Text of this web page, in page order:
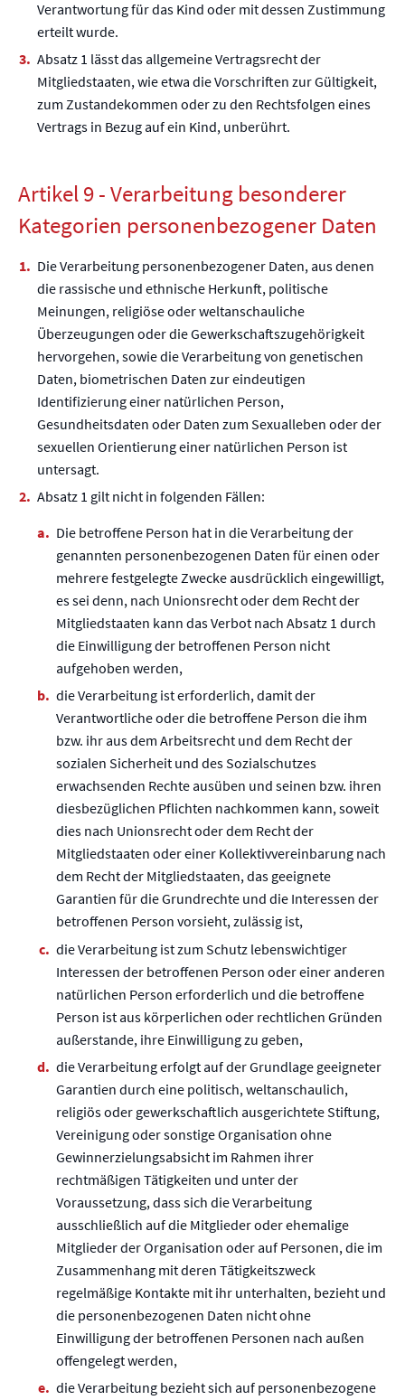
Verantwortung für das Kind oder mit dessen Zustimmung
erteilt wurde.
Absatz 1 lässt das allgemeine Vertragsrecht der
Mitgliedstaaten, wie etwa die Vorschriften zur Gültigkeit,
zum Zustandekommen oder zu den Rechtsfolgen eines
Vertrags in Bezug auf ein Kind, unberührt.
Artikel 9 - Verarbeitung besonderer
Kategorien personenbezogener Daten
Die Verarbeitung personenbezogener Daten, aus denen
die rassische und ethnische Herkunft, politische
Meinungen, religiöse oder weltanschauliche
Überzeugungen oder die Gewerkschaftszugehörigkeit
hervorgehen, sowie die Verarbeitung von genetischen
Daten, biometrischen Daten zur eindeutigen
Identifizierung einer natürlichen Person,
Gesundheitsdaten oder Daten zum Sexualleben oder der
sexuellen Orientierung einer natürlichen Person ist
untersagt.
Absatz 1 gilt nicht in folgenden Fällen:
Die betroffene Person hat in die Verarbeitung der
genannten personenbezogenen Daten für einen oder
mehrere festgelegte Zwecke ausdrücklich eingewilligt,
es sei denn, nach Unionsrecht oder dem Recht der
Mitgliedstaaten kann das Verbot nach Absatz 1 durch
die Einwilligung der betroffenen Person nicht
aufgehoben werden,
die Verarbeitung ist erforderlich, damit der
Verantwortliche oder die betroffene Person die ihm
bzw. ihr aus dem Arbeitsrecht und dem Recht der
sozialen Sicherheit und des Sozialschutzes
erwachsenden Rechte ausüben und seinen bzw. ihren
diesbezüglichen Pflichten nachkommen kann, soweit
dies nach Unionsrecht oder dem Recht der
Mitgliedstaaten oder einer Kollektivvereinbarung nach
dem Recht der Mitgliedstaaten, das geeignete
Garantien für die Grundrechte und die Interessen der
betroffenen Person vorsieht, zulässig ist,
die Verarbeitung ist zum Schutz lebenswichtiger
Interessen der betroffenen Person oder einer anderen
natürlichen Person erforderlich und die betroffene
Person ist aus körperlichen oder rechtlichen Gründen
außerstande, ihre Einwilligung zu geben,
die Verarbeitung erfolgt auf der Grundlage geeigneter
Garantien durch eine politisch, weltanschaulich,
religiös oder gewerkschaftlich ausgerichtete Stiftung,
Vereinigung oder sonstige Organisation ohne
Gewinnerzielungsabsicht im Rahmen ihrer
rechtmäßigen Tätigkeiten und unter der
Voraussetzung, dass sich die Verarbeitung
ausschließlich auf die Mitglieder oder ehemalige
Mitglieder der Organisation oder auf Personen, die im
Zusammenhang mit deren Tätigkeitszweck
regelmäßige Kontakte mit ihr unterhalten, bezieht und
die personenbezogenen Daten nicht ohne
Einwilligung der betroffenen Personen nach außen
offengelegt werden,
die Verarbeitung bezieht sich auf personenbezogene